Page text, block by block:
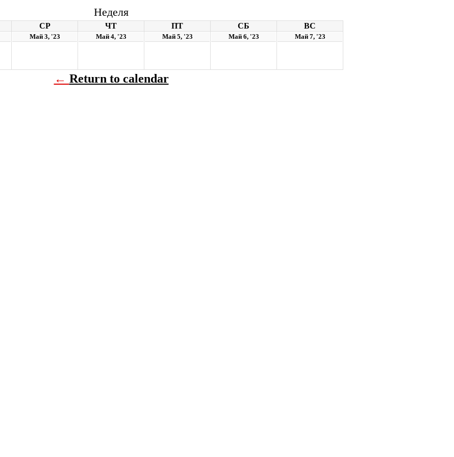
Неделя
СР ЧТ ПТ СБ ВС
Май 3, '23 Май 4, '23 Май 5, '23 Май 6, '23 Май 7, '23
← Return to calendar